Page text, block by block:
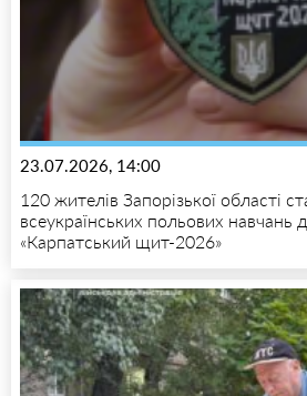
23.07.2026, 14:00
120 жителів Запорізької області
всеукраїнських польових навчань
«Карпатський щит-2026»